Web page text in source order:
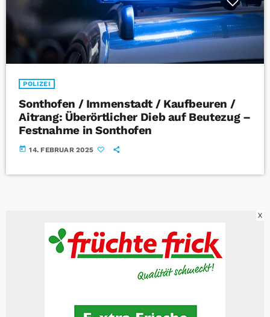
POLIZEI
Sonthofen / Immenstadt / Kaufbeuren /
Aitrang: Überörtlicher Dieb auf Beutezug –
Festnahme in Sonthofen
today 14. FEBRUAR 2025
X